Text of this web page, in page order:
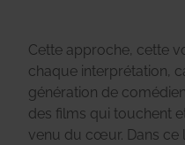
Cette approche, cette
chaque interprétation,
génération de
des films qui touchent
venu du cœur. Dans ce